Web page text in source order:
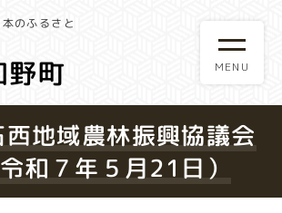
のふるさと
地域農林振興協議会
和７年５月21日）